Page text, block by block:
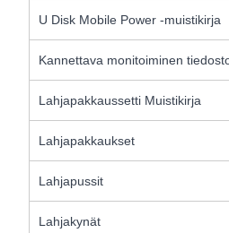
U Disk Mobile Power -muistikirja
Kannettava monitoiminen
Lahjapakkaussetti Muistikirja
Lahjapakkaukset
Lahjapussit
Lahjakynät